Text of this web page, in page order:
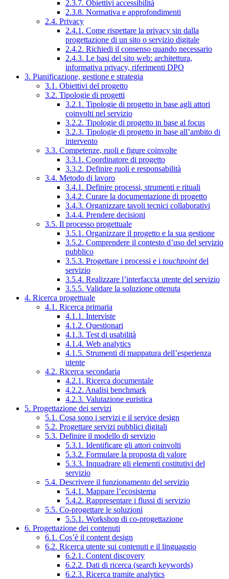
2.3.7. Obiettivi accessibilità
2.3.8. Normativa e approfondimenti
2.4. Privacy
2.4.1. Come rispettare la privacy sin dalla
progettazione di un sito o servizio digitale
2.4.2. Richiedi il consenso quando necessario
2.4.3. Le basi del sito web: architettura,
informativa privacy, riferimenti DPO
3. Pianificazione, gestione e strategia
3.1. Obiettivi del progetto
3.2. Tipologie di progetti
3.2.1. Tipologie di progetto in base agli attori
coinvolti nel servizio
3.2.2. Tipologie di progetto in base al focus
3.2.3. Tipologie di progetto in base all’ambito di
intervento
3.3. Competenze, ruoli e figure coinvolte
3.3.1. Coordinatore di progetto
3.3.2. Definire ruoli e responsabilità
3.4. Metodo di lavoro
3.4.1. Definire processi, strumenti e rituali
3.4.2. Curare la documentazione di progetto
3.4.3. Organizzare tavoli tecnici collaborativi
3.4.4. Prendere decisioni
3.5. Il processo progettuale
3.5.1. Organizzare il progetto e la sua gestione
3.5.2. Comprendere il contesto d’uso del servizio
pubblico
3.5.3. Progettare i processi e i touchpointdel
servizio
3.5.4. Realizzare l’interfaccia utente del servizio
3.5.5. Validare la soluzione ottenuta
4. Ricerca progettuale
4.1. Ricerca primaria
4.1.1. Interviste
4.1.2. Questionari
4.1.3. Test di usabilità
4.1.4. Web analytics
4.1.5. Strumenti di mappatura dell’esperienza
utente
4.2. Ricerca secondaria
4.2.1. Ricerca documentale
4.2.2. Analisi benchmark
4.2.3. Valutazione euristica
5. Progettazione dei servizi
5.1. Cosa sono i servizi e il service design
5.2. Progettare servizi pubblici digitali
5.3. Definire il modello di servizio
5.3.1. Identificare gli attori coinvolti
5.3.2. Formulare la proposta di valore
5.3.3. Inquadrare gli elementi costitutivi del
servizio
5.4. Descrivere il funzionamento del servizio
5.4.1. Mappare l’ecosistema
5.4.2. Rappresentare i flussi di servizio
5.5. Co-progettare le soluzioni
5.5.1. Workshop di co-progettazione
6. Progettazione dei contenuti
6.1. Cos’è il content design
6.2. Ricerca utente sui contenuti e il linguaggio
6.2.1. Content discovery
6.2.2. Dati di ricerca (search keywords)
6.2.3. Ricerca tramite analytics